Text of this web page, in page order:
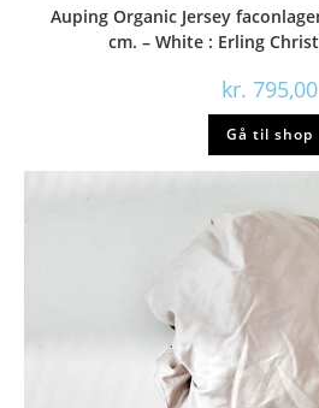
Auping Organic Jersey
cm. – White : Erling
kr. 795,00
Gå til shop